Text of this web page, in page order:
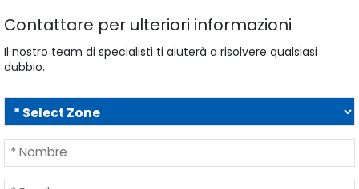
Contattare per ulteriori informazioni
Il nostro team di specialisti ti aiuterà a risolvere qualsiasi
dubbio.